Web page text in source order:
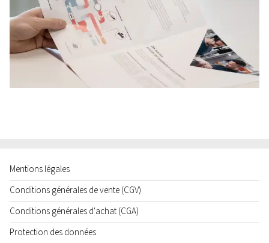
Mentions légales
Conditions générales de vente (CGV)
Conditions générales d'achat (CGA)
Protection des données